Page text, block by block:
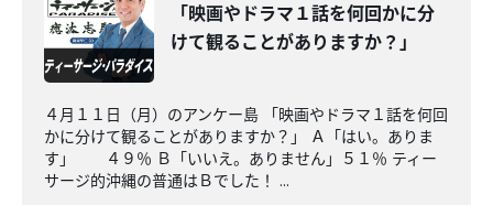
「映画やドラマ１話を何回かに分
けて観ることがありますか？」
４月１１日（月）のアンケー島 「映画やドラマ１話を何回
かに分けて観ることがありますか？」 Ａ「はい。ありま
す」 ４９％ Ｂ「いいえ。ありません」５１％ ティー
サージ的沖縄の普通はＢでした！ ...